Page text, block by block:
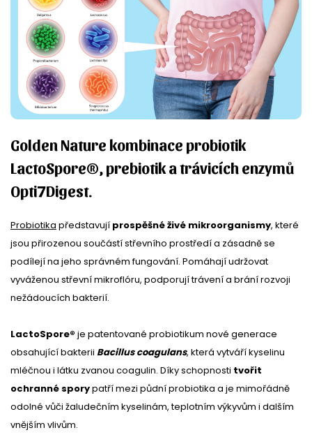
Golden Nature kombinace probiotik
LactoSpore®, prebiotik a trávicích enzymů
Opti7Digest.
Probiotika představují prospěšné živé mikroorganismy, které
jsou přirozenou součástí střevního prostředí a zásadně se
podílejí na jeho správném fungování. Pomáhají udržovat
vyváženou střevní mikroflóru, podporují trávení a brání rozvoji
nežádoucích bakterií.
LactoSpore® je patentované probiotikum nové generace
obsahující bakterii Bacillus coagulans, která vytváří kyselinu
mléčnou i látku zvanou coagulin. Díky schopnosti tvořit
ochranné sporypatří mezi půdní probiotika a je mimořádně
odolné vůči žaludečním kyselinám, teplotním výkyvům i dalším
vnějším vlivům.